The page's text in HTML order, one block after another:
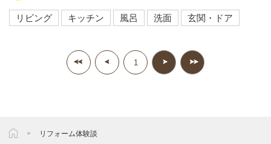
リビング キッチン 風呂 洗面 玄関・ドア
1
リフォーム体験談